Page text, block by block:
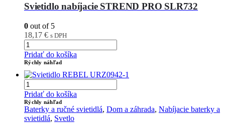
Svietidlo nabíjacie STREND PRO SLR732
0 out of 5
18,17 € s DPH
Pridať do košíka
Rýchly náhľad
Pridať do košíka
Rýchly náhľad
Baterky a ručné svietidlá, Dom a záhrada, Nabíjacie baterky a
svietidlá, Svetlo